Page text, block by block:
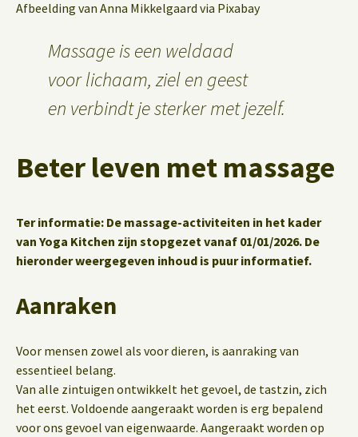
Afbeelding van Anna Mikkelgaard via Pixabay
Massage is een weldaad
voor lichaam, ziel en geest
en verbindt je sterker met jezelf.
Beter leven met massage
Ter informatie: De massage-activiteiten in het kader
van Yoga Kitchen zijn stopgezet vanaf 01/01/2026. De
hieronder weergegeven inhoud is puur informatief.
Aanraken
Voor mensen zowel als voor dieren, is aanraking van
essentieel belang.
Van alle zintuigen ontwikkelt het gevoel, de tastzin, zich
het eerst. Voldoende aangeraakt worden is erg bepalend
voor ons gevoel van eigenwaarde. Aangeraakt worden op